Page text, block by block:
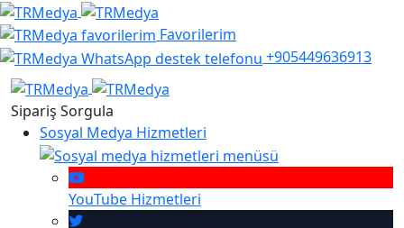
Favorilerim
+905449636913
Sipariş Sorgula
Sosyal Medya Hizmetleri
YouTube Hizmetleri